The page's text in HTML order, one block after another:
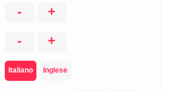
- +
- +
Italiano Inglese